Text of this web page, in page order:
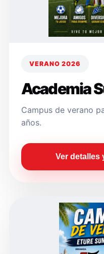
VERANO 2026
Academia
Campus de verano
años.
Ver detalles